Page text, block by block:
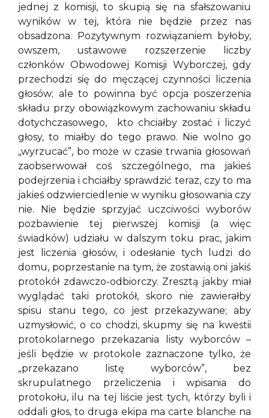
jednej z komisji, to skupią się na sfałszowaniu
wyników w tej, która nie będzie przez nas
obsadzona. Pozytywnym rozwiązaniem byłoby,
owszem, ustawowe rozszerzenie liczby
członków Obwodowej Komisji Wyborczej, gdy
przechodzi się do męczącej czynności liczenia
głosów; ale to powinna być opcja poszerzenia
składu przy obowiązkowym zachowaniu składu
dotychczasowego, kto chciałby zostać i liczyć
głosy, to miałby do tego prawo. Nie wolno go
„wyrzucać”, bo może w czasie trwania głosowań
zaobserwował coś szczególnego, ma jakieś
podejrzenia i chciałby sprawdzić teraz, czy to ma
jakieś odzwierciedlenie w wyniku głosowania czy
nie. Nie będzie sprzyjać uczciwości wyborów
pozbawienie tej pierwszej komisji (a więc
świadków) udziału w dalszym toku prac, jakim
jest liczenia głosów, i odesłanie tych ludzi do
domu, poprzestanie na tym, że zostawią oni jakiś
protokół zdawczo-odbiorczy. Zresztą jakby miał
wyglądać taki protokół, skoro nie zawierałby
spisu stanu tego, co jest przekazywane; aby
uzmysłowić, o co chodzi, skupmy się na kwestii
protokolarnego przekazania listy wyborców –
jeśli będzie w protokole zaznaczone tylko, że
„przekazano listę wyborców”, bez
skrupulatnego przeliczenia i wpisania do
protokołu, ilu na tej liście jest tych, którzy byli i
oddali głos, to druga ekipa ma carte blanche na